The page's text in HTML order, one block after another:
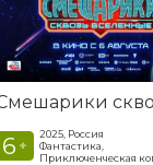
6 +
2025, Россия
Фантастика,
Приключенческая